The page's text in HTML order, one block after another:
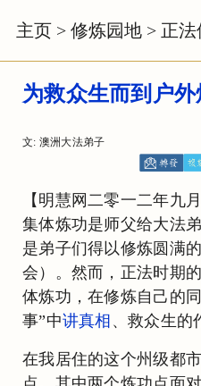
主页 > 修炼园地 > 正法
为救众生而到户外
文: 澳洲大法弟子
【明慧网二零一二年九
集体炼功是师父给大法
是弟子们得以修炼圆满
会）。然而，正法时期
体炼功，在修炼自己的
事”中讲真相 、救众生的
在我居住的这个州级都